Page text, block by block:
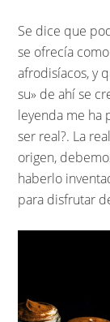
Se dice que
se ofrecía
afrodisíacos, y
su» de ahí se
leyenda me ha
ser real?. La
origen,
haberlo
para disfrutar